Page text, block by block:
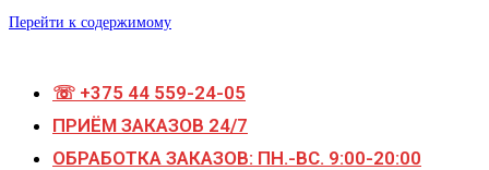
Перейти к содержимому
☏ +375 44 559-24-05
ПРИЁМ ЗАКАЗОВ 24/7
ОБРАБОТКА ЗАКАЗОВ: ПН.-ВС. 9:00-20:00